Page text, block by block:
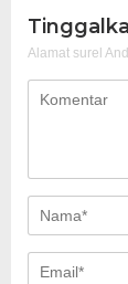
Alamat surel